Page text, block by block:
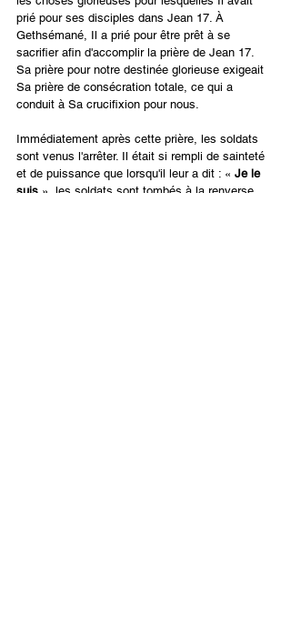
prié pour ses disciples dans Jean 17. À
Gethsémané, Il a prié pour être prêt à se
sacrifier afin d'accomplir la prière de Jean 17.
Sa prière pour notre destinée glorieuse exigeait
Sa prière de consécration totale, ce qui a
conduit à Sa crucifixion pour nous.
Immédiatement après cette prière, les soldats
sont venus l'arrêter. Il était si rempli de sainteté
et de puissance que lorsqu'il leur a dit : « Je le
suis », les soldats sont tombés à la renverse